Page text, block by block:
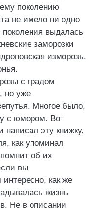
поколению
не имело ни одно
выдалась
заморозки
изморозь.
с градом
но уже
Многое было,
с юмором. Вот
написал эту книжку.
как упоминал
об их
вы
как же
жизнь
Не в описании